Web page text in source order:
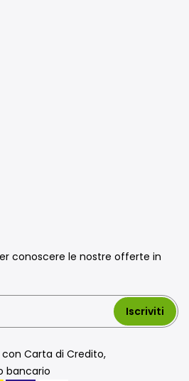
conoscere le nostre offerte in
Iscriviti
Carta di Credito,
bancario